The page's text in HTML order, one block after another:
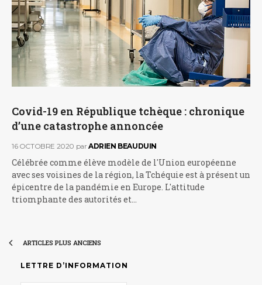
Covid-19 en République tchèque : chronique
d’une catastrophe annoncée
16 OCTOBRE 2020 parADRIEN BEAUDUIN
Célébrée comme élève modèle de l'Union européenne
avec ses voisines de la région, la Tchéquie est à présent un
épicentre de la pandémie en Europe. L'attitude
triomphante des autorités et…
ARTICLES PLUS ANCIENS
LETTRE D’INFORMATION